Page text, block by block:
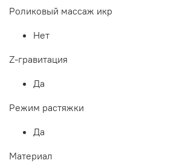
Роликовый массаж икр
Нет
Z-гравитация
Да
Режим растяжки
Да
Материал